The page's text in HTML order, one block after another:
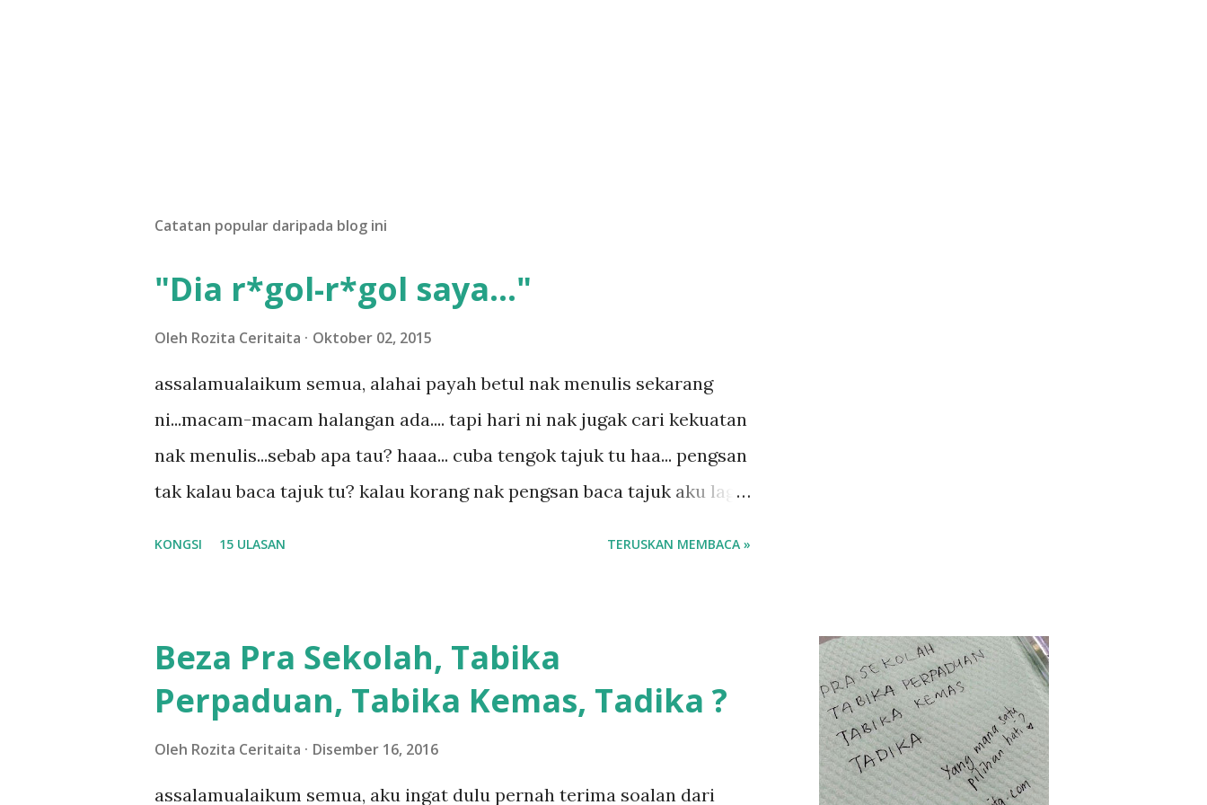
Catatan popular daripada blog ini
"Dia r*gol-r*gol saya..."
Oleh Rozita Ceritaita Oktober 02, 2015
assalamualaikum semua, alahai payah betul nak menulis sekarang
ni...macam-macam halangan ada.... tapi hari ni nak jugak cari kekuatan
nak menulis...sebab apa tau? haaa... cuba tengok tajuk tu haa... pengsan
tak kalau baca tajuk tu? kalau korang nak pengsan baca tajuk aku lagi
shah singgah Giant beli barang sikit...dalam perjalanan dari dalam
kereta tu biasalah kan kami memang akan pimpin anak-anak jalan
sampai masuk dalam... dan kebiasanya bagi anak 4 macam kami ni
KONGSI 15 ULASAN TERUSKAN MEMBACA »
Beza Pra Sekolah, Tabika
Perpaduan, Tabika Kemas, Tadika ?
Oleh Rozita Ceritaita Disember 16, 2016
assalamualaikum semua, aku ingat dulu pernah terima soalan dari